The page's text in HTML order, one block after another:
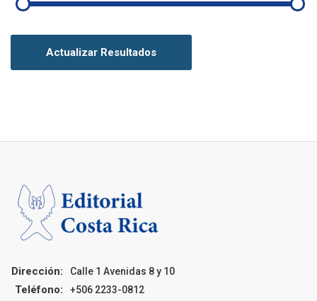
Actualizar Resultados
Dirección: Calle 1 Avenidas 8 y 10
Teléfono: +506 2233-0812